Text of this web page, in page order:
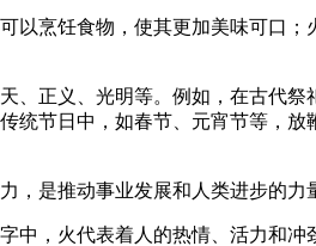
烹饪食物，使其更加美味可口
、正义、光明等。例如，在古代
节日中，如春节、元宵节等，
，是推动事业发展和人类进步的力
，火代表着人的热情、活力和冲